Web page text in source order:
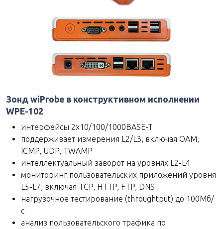
Зонд wiProbe в конструктивном исполнении
WPE-102
интерфейcы 2х10/100/1000BASE-T
поддерживает измерения L2/L3, включая OAM,
ICMP, UDP, TWAMP
интеллектуальный заворот на уровнях L2-L4
мониторинг пользовательских приложений уровня
L5-L7, включая TCP, HTTP, FTP, DNS
нагрузочное тестирование (throughtput) до 100Мб/
с
анализ пользовательского трафика по